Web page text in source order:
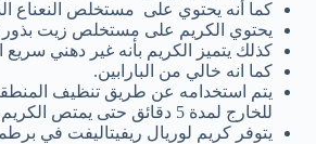
كما أنه يحتوي على مستخلص النعناع
يحتوي الكريم على مستخلص زيت بذور
كذلك يتميز الكريم بأنه غير دهني
كما انه خالي من البارابين.
يتم استخدامه عن طريق تنظيف المنطقة
للخارج لمدة 5 دقائق حتى يمتص الكريم، يتم استخدامه مرتين يومياً.
يتوفر كريم لوريال ريفيتاليفت في برطمان حجمه 15 مللى